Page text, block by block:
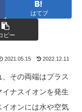
はてブ
ピー
2021.05.15 2022.12.11
その両端はプラス
ナスイオンを発生
オンには水や空気